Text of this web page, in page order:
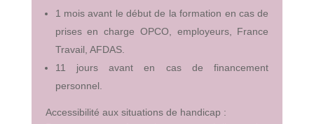
1 mois avant le début de la formation en cas de
prises en charge OPCO, employeurs, France
Travail, AFDAS.
11 jours avant en cas de financement
personnel.
Accessibilité aux situations de handicap :